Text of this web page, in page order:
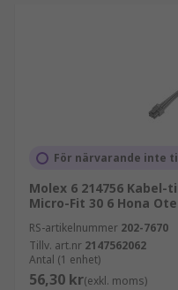
För närvarande inte
Molex 6 214756
Micro-Fit 30 6 Hona
RS-artikelnummer 202-7670
Tillv. art.nr 2147562062
Antal (1 enhet)
56,30 kr(exkl. moms)